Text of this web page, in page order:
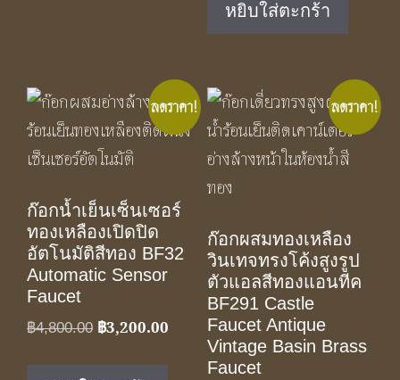
฿1,750.00.
หยิบใส่ตะกร้า
ลดราคา!
ก๊อกน้ำเย็นเซ็นเซอร์
ทองเหลืองเปิดปิด
อัตโนมัติสีทอง BF32
Automatic Sensor
Faucet
฿4,800.00 Original
฿3,200.00 Current
ลดราคา!
ก๊อกผสมทองเหลือง
วินเทจทรงโค้งสูงรูป
ตัวแอลสีทองแอนทีค
BF291 Castle
Faucet Antique
Vintage Basin Brass
Faucet